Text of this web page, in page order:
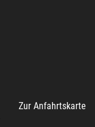
Zur Anfahrtskarte